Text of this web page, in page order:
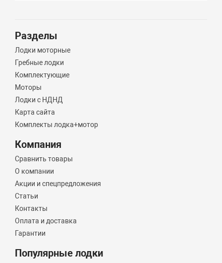
Разделы
Лодки моторные
Гребные лодки
Комплектующие
Моторы
Лодки с НДНД
Карта сайта
Комплекты лодка+мотор
Компания
Сравнить товары
О компании
Акции и спецпредложения
Статьи
Контакты
Оплата и доставка
Гарантии
Популярные лодки